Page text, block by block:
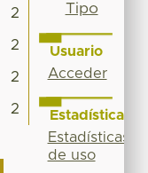
2
2
2
2
Tipo
Usuario
Acceder
Estadísticas
Estadísticas
de uso